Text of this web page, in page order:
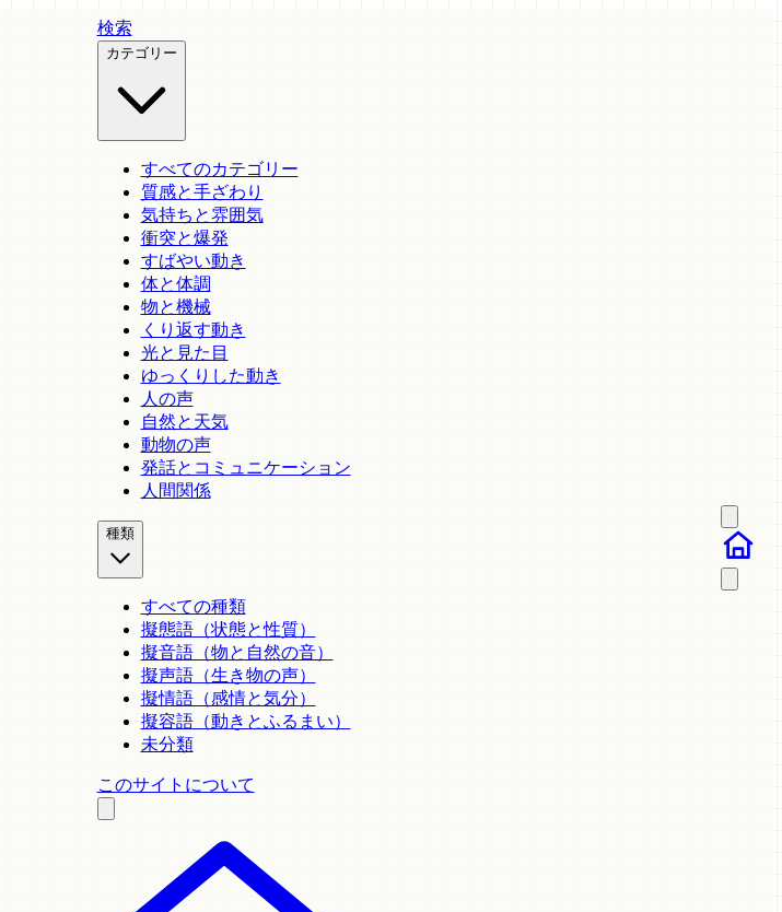
検索
カテゴリー
すべてのカテゴリー
質感と手ざわり
気持ちと雰囲気
衝突と爆発
すばやい動き
体と体調
物と機械
くり返す動き
光と見た目
ゆっくりした動き
人の声
自然と天気
動物の声
発話とコミュニケーション
人間関係
種類
すべての種類
擬態語（状態と性質）
擬音語（物と自然の音）
擬声語（生き物の声）
擬情語（感情と気分）
擬容語（動きとふるまい）
未分類
このサイトについて